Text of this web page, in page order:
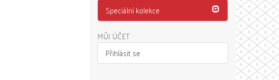
Speciální kolekce
MŮJ ÚČET
Přihlásit se